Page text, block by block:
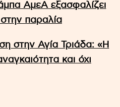
ΑμεΑ εξασφαλίζει
παραλία
στην Αγία Τριάδα: «Η
και όχι